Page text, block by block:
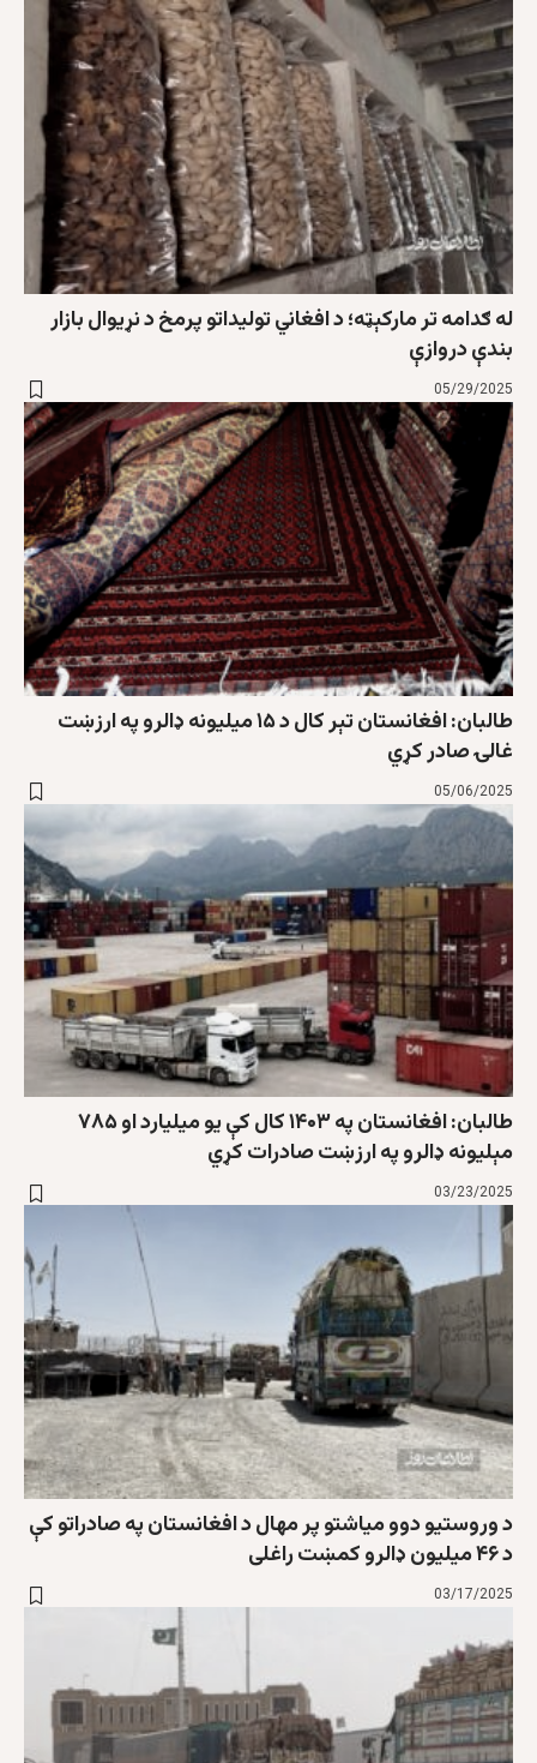
له ګدامه تر مارکېټه؛ د افغاني تولیداتو پرمخ د نړيوال بازار
بندې دروازې
05/29/2025
طالبان: افغانستان تېر کال د ۱۵ میلیونه ډالرو په ارزښت
غالۍ صادر کړي
05/06/2025
طالبان: افغانستان په ۱۴۰۳ کال کې یو میلیارد او ۷۸۵
مېلیونه ډالرو په ارزښت صادرات کړي
03/23/2025
د وروستیو دوو میاشتو پر مهال د افغانستان په صادراتو کې
د ۴۶ میلیون ډالرو کمښت راغلی
03/17/2025